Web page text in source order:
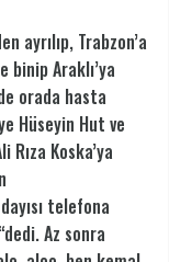
ayrılıp, Trabzon’a
binip Araklı’ya
orada hasta
Hüseyin Hut ve
Koska’ya
telefona
Az sonra